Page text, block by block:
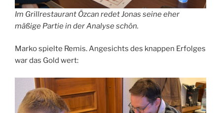
Im Grillrestaurant Özcan redet Jonas seine eher
mäßige Partie in der Analyse schön.
Marko spielte Remis. Angesichts des knappen Erfolges
war das Gold wert: